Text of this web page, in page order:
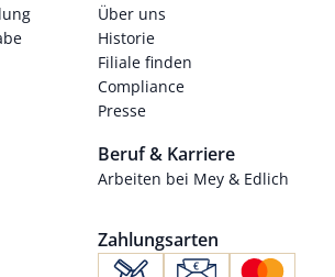
Über uns
Historie
Filiale finden
Compliance
Presse
Beruf & Karriere
Arbeiten bei Mey & Edlich
Zahlungsarten